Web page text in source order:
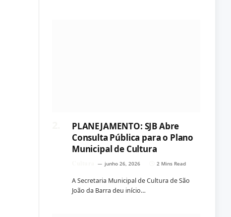
PLANEJAMENTO: SJB Abre
Consulta Pública para o Plano
Municipal de Cultura
junho 26, 2026 2 Mins Read
A Secretaria Municipal de Cultura de São
João da Barra deu início…